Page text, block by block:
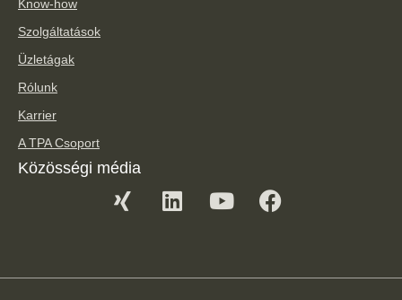
Know-how
Szolgáltatások
Üzletágak
Rólunk
Karrier
A TPA Csoport
Közösségi média